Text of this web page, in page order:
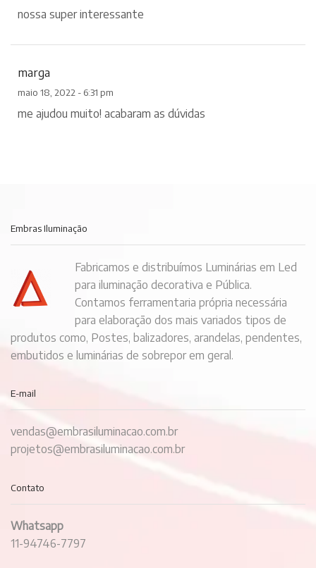
nossa super interessante
marga
maio 18, 2022 - 6:31 pm
me ajudou muito! acabaram as dúvidas
Embras Iluminação
Fabricamos e distribuímos Luminárias em Led
para iluminação decorativa e Pública.
Contamos ferramentaria própria necessária
para elaboração dos mais variados tipos de
produtos como, Postes, balizadores, arandelas, pendentes,
embutidos e luminárias de sobrepor em geral.
E-mail
vendas@embrasiluminacao.com.br
projetos@embrasiluminacao.com.br
Contato
Whatsapp
11-94746-7797